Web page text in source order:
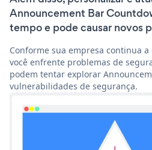
Announcement Bar
tempo e pode causar novos
Conforme sua empresa continua
você enfrente problemas de
podem tentar explorar
vulnerabilidades de segurança.